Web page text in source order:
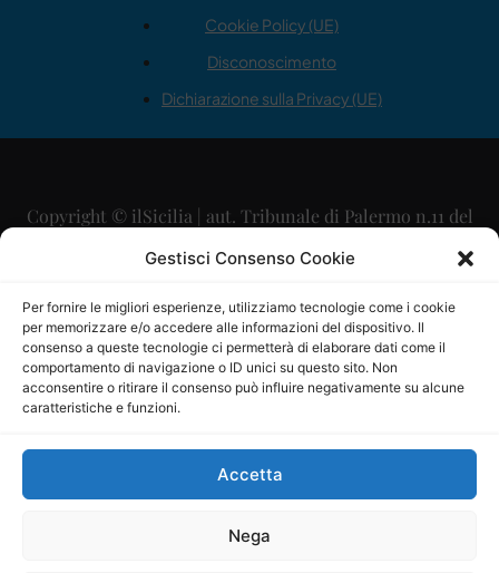
Gestisci Consenso Cookie
Per fornire le migliori esperienze, utilizziamo tecnologie come i cookie
per memorizzare e/o accedere alle informazioni del dispositivo. Il
consenso a queste tecnologie ci permetterà di elaborare dati come il
comportamento di navigazione o ID unici su questo sito. Non
acconsentire o ritirare il consenso può influire negativamente su alcune
caratteristiche e funzioni.
Accetta
Nega
Cookie Policy (UE)
Disconoscimento
Dichiarazione sulla Privacy (UE)
Copyright © ilSicilia | aut. Tribunale di Palermo n.11 del
29/09/2015
Direttore Editoriale: Maurizio Scaglione
Direttore Responsabile: Maria Calabrese
P.IVA: 06334930820
Mercurio Comunicazione Società Cooperativa a r.l. è
iscritta al Registro degli Operatori di Comunicazione al